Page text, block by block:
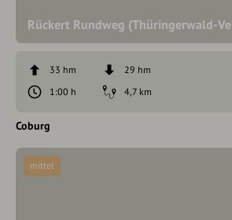
Rückert Rundweg (Thüringerwald-
33 hm
29 hm
1:00 h
4,7 km
Coburg
mittel